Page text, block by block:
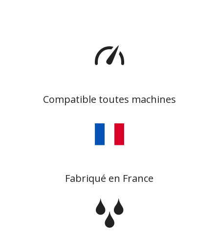
Compatible toutes machines
Fabriqué en France